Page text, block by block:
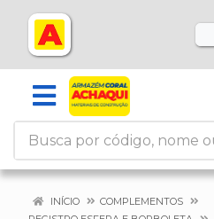
INÍCIO
COMPLEMENTOS